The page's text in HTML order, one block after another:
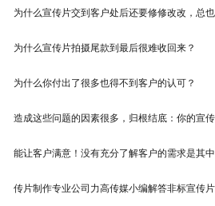
为什么宣传片交到客户处后还要修修改改，总
为什么宣传片拍摄尾款到最后很难收回来？
为什么你付出了很多也得不到客户的认可？
造成这些问题的因素很多，归根结底：你的宣
能让客户满意！没有充分了解客户的需求是其中
传片制作专业公司力高传媒小编解答非标宣传